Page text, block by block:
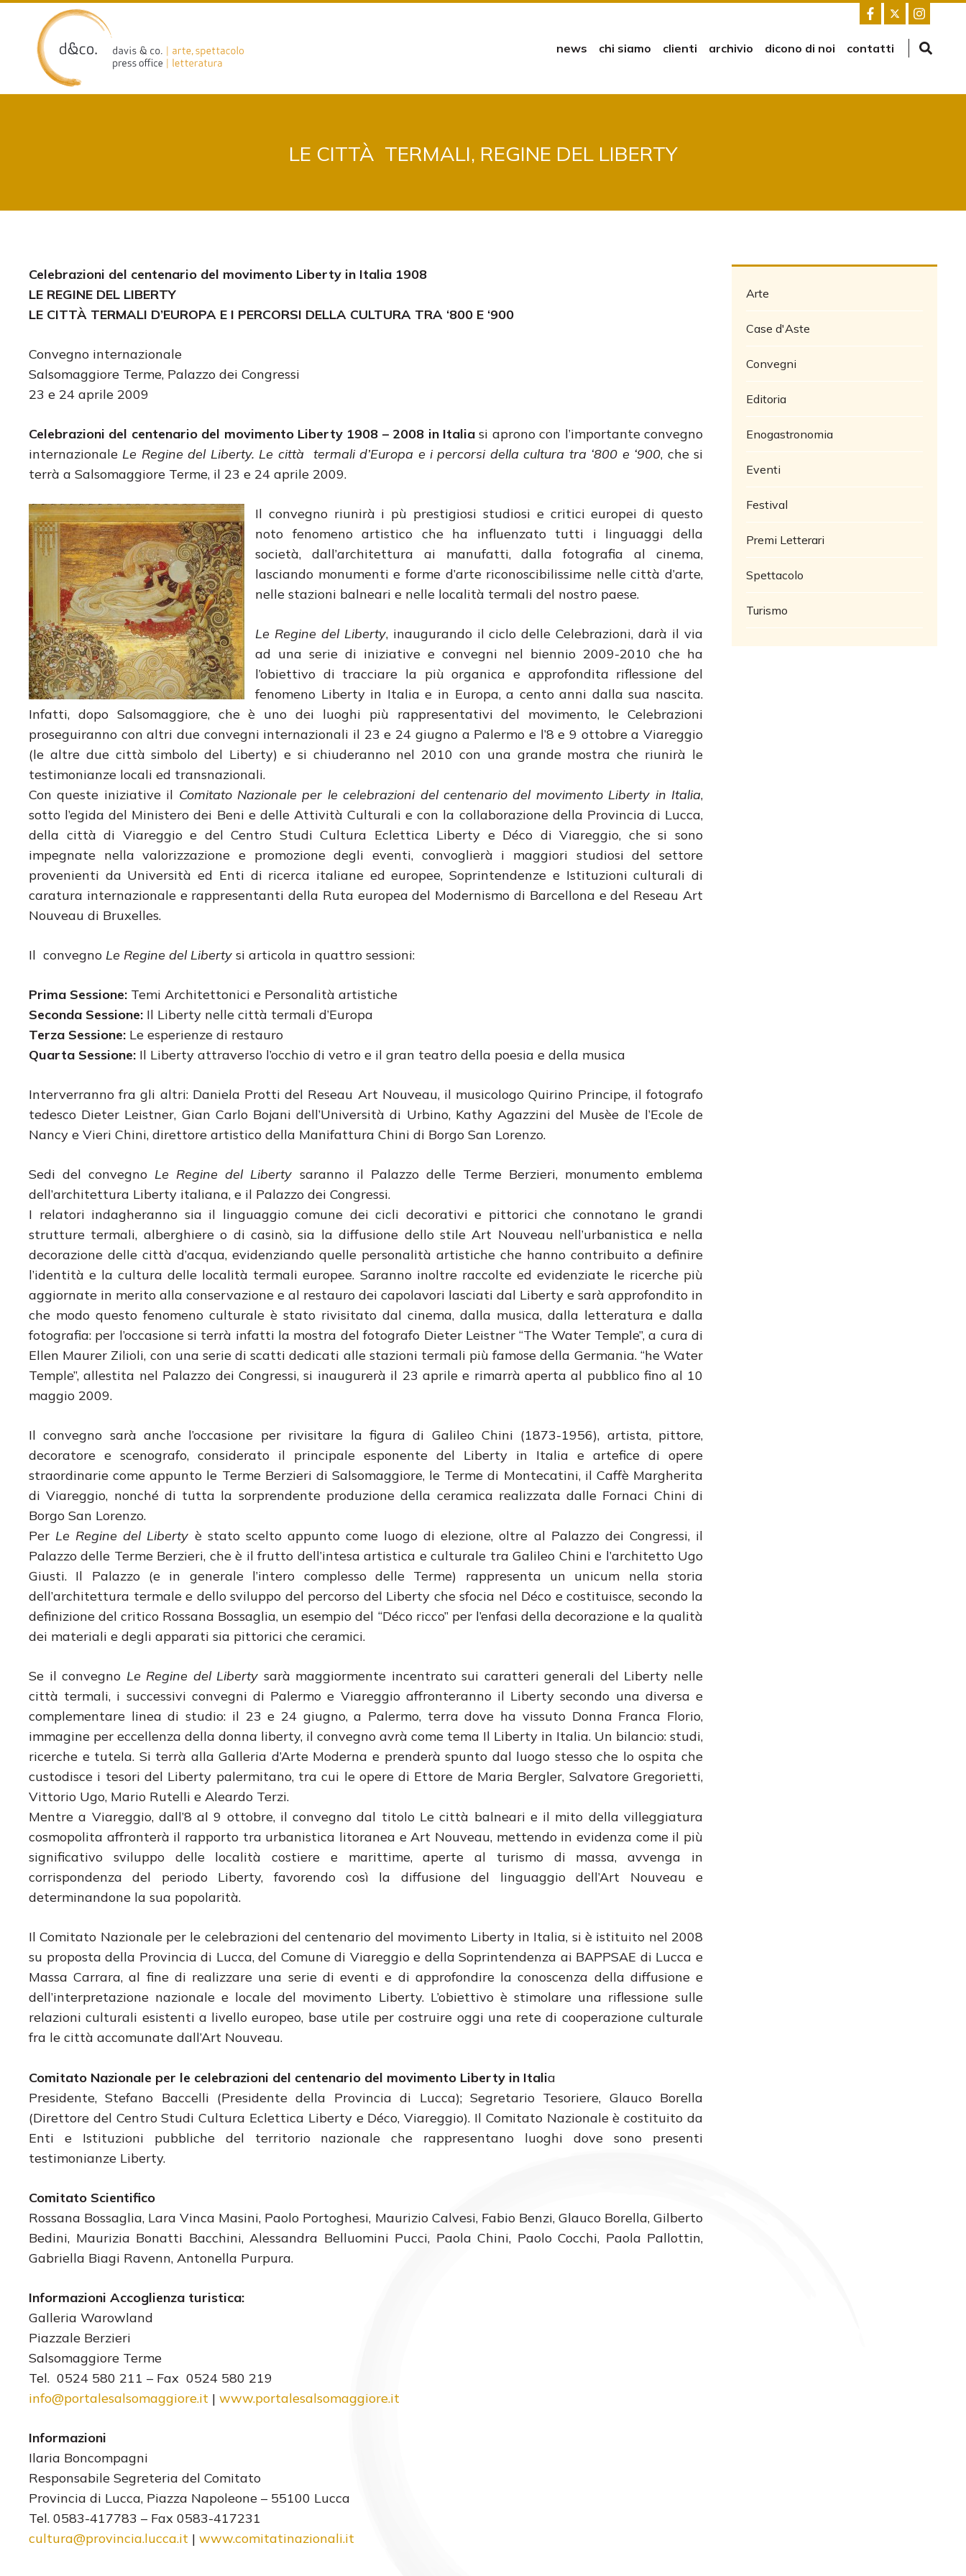
content
news chi siamo clienti archivio dicono di noi contatti
LE CITTÀ TERMALI, REGINE DEL LIBERTY
Celebrazioni del centenario del movimento Liberty in Italia 1908
LE REGINE DEL LIBERTY
LE CITTÀ TERMALI D’EUROPA E I PERCORSI DELLA CULTURA TRA ‘800 E ‘900
Convegno internazionale
Salsomaggiore Terme, Palazzo dei Congressi
23 e 24 aprile 2009
Celebrazioni del centenario del movimento Liberty 1908 – 2008 in Italia si aprono con l’importante convegno
internazionale Le Regine del Liberty. Le città termali d’Europa e i percorsi della cultura tra ‘800 e ‘900, che si
terrà a Salsomaggiore Terme, il 23 e 24 aprile 2009.
Il convegno riunirà i pù prestigiosi studiosi e critici europei di questo
noto fenomeno artistico che ha influenzato tutti i linguaggi della
società, dall’architettura ai manufatti, dalla fotografia al cinema,
lasciando monumenti e forme d’arte riconoscibilissime nelle città d’arte,
nelle stazioni balneari e nelle località termali del nostro paese.
Le Regine del Liberty, inaugurando il ciclo delle Celebrazioni, darà il via
ad una serie di iniziative e convegni nel biennio 2009-2010 che ha
l’obiettivo di tracciare la più organica e approfondita riflessione del
fenomeno Liberty in Italia e in Europa, a cento anni dalla sua nascita.
Infatti, dopo Salsomaggiore, che è uno dei luoghi più rappresentativi del movimento, le Celebrazioni
proseguiranno con altri due convegni internazionali il 23 e 24 giugno a Palermo e l’8 e 9 ottobre a Viareggio
(le altre due città simbolo del Liberty) e si chiuderanno nel 2010 con una grande mostra che riunirà le
testimonianze locali ed transnazionali.
Con queste iniziative il Comitato Nazionale per le celebrazioni del centenario del movimento Liberty in Italia,
sotto l’egida del Ministero dei Beni e delle Attività Culturali e con la collaborazione della Provincia di Lucca,
della città di Viareggio e del Centro Studi Cultura Eclettica Liberty e Déco di Viareggio, che si sono
impegnate nella valorizzazione e promozione degli eventi, convoglierà i maggiori studiosi del settore
provenienti da Università ed Enti di ricerca italiane ed europee, Soprintendenze e Istituzioni culturali di
caratura internazionale e rappresentanti della Ruta europea del Modernismo di Barcellona e del Reseau Art
Nouveau di Bruxelles.
Il convegno Le Regine del Liberty si articola in quattro sessioni:
Prima Sessione: Temi Architettonici e Personalità artistiche
Seconda Sessione: Il Liberty nelle città termali d’Europa
Terza Sessione: Le esperienze di restauro
Quarta Sessione: Il Liberty attraverso l’occhio di vetro e il gran teatro della poesia e della musica
Interverranno fra gli altri: Daniela Protti del Reseau Art Nouveau, il musicologo Quirino Principe, il fotografo
tedesco Dieter Leistner, Gian Carlo Bojani dell’Università di Urbino, Kathy Agazzini del Musèe de l’Ecole de
Nancy e Vieri Chini, direttore artistico della Manifattura Chini di Borgo San Lorenzo.
Sedi del convegno Le Regine del Liberty saranno il Palazzo delle Terme Berzieri, monumento emblema
dell’architettura Liberty italiana, e il Palazzo dei Congressi.
I relatori indagheranno sia il linguaggio comune dei cicli decorativi e pittorici che connotano le grandi
strutture termali, alberghiere o di casinò, sia la diffusione dello stile Art Nouveau nell’urbanistica e nella
decorazione delle città d’acqua, evidenziando quelle personalità artistiche che hanno contribuito a definire
l’identità e la cultura delle località termali europee. Saranno inoltre raccolte ed evidenziate le ricerche più
aggiornate in merito alla conservazione e al restauro dei capolavori lasciati dal Liberty e sarà approfondito in
che modo questo fenomeno culturale è stato rivisitato dal cinema, dalla musica, dalla letteratura e dalla
fotografia: per l’occasione si terrà infatti la mostra del fotografo Dieter Leistner “The Water Temple”, a cura di
Ellen Maurer Zilioli, con una serie di scatti dedicati alle stazioni termali più famose della Germania. “he Water
Temple”, allestita nel Palazzo dei Congressi, si inaugurerà il 23 aprile e rimarrà aperta al pubblico fino al 10
maggio 2009.
Il convegno sarà anche l’occasione per rivisitare la figura di Galileo Chini (1873-1956), artista, pittore,
decoratore e scenografo, considerato il principale esponente del Liberty in Italia e artefice di opere
straordinarie come appunto le Terme Berzieri di Salsomaggiore, le Terme di Montecatini, il Caffè Margherita
di Viareggio, nonché di tutta la sorprendente produzione della ceramica realizzata dalle Fornaci Chini di
Borgo San Lorenzo.
Per Le Regine del Liberty è stato scelto appunto come luogo di elezione, oltre al Palazzo dei Congressi, il
Palazzo delle Terme Berzieri, che è il frutto dell’intesa artistica e culturale tra Galileo Chini e l’architetto Ugo
Giusti. Il Palazzo (e in generale l’intero complesso delle Terme) rappresenta un unicum nella storia
dell’architettura termale e dello sviluppo del percorso del Liberty che sfocia nel Déco e costituisce, secondo la
definizione del critico Rossana Bossaglia, un esempio del “Déco ricco” per l’enfasi della decorazione e la qualità
dei materiali e degli apparati sia pittorici che ceramici.
Se il convegno Le Regine del Liberty sarà maggiormente incentrato sui caratteri generali del Liberty nelle
città termali, i successivi convegni di Palermo e Viareggio affronteranno il Liberty secondo una diversa e
complementare linea di studio: il 23 e 24 giugno, a Palermo, terra dove ha vissuto Donna Franca Florio,
immagine per eccellenza della donna liberty, il convegno avrà come tema Il Liberty in Italia. Un bilancio: studi,
ricerche e tutela. Si terrà alla Galleria d’Arte Moderna e prenderà spunto dal luogo stesso che lo ospita che
custodisce i tesori del Liberty palermitano, tra cui le opere di Ettore de Maria Bergler, Salvatore Gregorietti,
Vittorio Ugo, Mario Rutelli e Aleardo Terzi.
Mentre a Viareggio, dall’8 al 9 ottobre, il convegno dal titolo Le città balneari e il mito della villeggiatura
cosmopolita affronterà il rapporto tra urbanistica litoranea e Art Nouveau, mettendo in evidenza come il più
significativo sviluppo delle località costiere e marittime, aperte al turismo di massa, avvenga in
corrispondenza del periodo Liberty, favorendo così la diffusione del linguaggio dell’Art Nouveau e
determinandone la sua popolarità.
Il Comitato Nazionale per le celebrazioni del centenario del movimento Liberty in Italia, si è istituito nel 2008
su proposta della Provincia di Lucca, del Comune di Viareggio e della Soprintendenza ai BAPPSAE di Lucca e
Massa Carrara, al fine di realizzare una serie di eventi e di approfondire la conoscenza della diffusione e
dell’interpretazione nazionale e locale del movimento Liberty. L’obiettivo è stimolare una riflessione sulle
relazioni culturali esistenti a livello europeo, base utile per costruire oggi una rete di cooperazione culturale
fra le città accomunate dall’Art Nouveau.
Comitato Nazionale per le celebrazioni del centenario del movimento Liberty in Italia
Presidente, Stefano Baccelli (Presidente della Provincia di Lucca); Segretario Tesoriere, Glauco Borella
(Direttore del Centro Studi Cultura Eclettica Liberty e Déco, Viareggio). Il Comitato Nazionale è costituito da
Enti e Istituzioni pubbliche del territorio nazionale che rappresentano luoghi dove sono presenti
testimonianze Liberty.
Comitato Scientifico
Rossana Bossaglia, Lara Vinca Masini, Paolo Portoghesi, Maurizio Calvesi, Fabio Benzi, Glauco Borella, Gilberto
Bedini, Maurizia Bonatti Bacchini, Alessandra Belluomini Pucci, Paola Chini, Paolo Cocchi, Paola Pallottin,
Gabriella Biagi Ravenn, Antonella Purpura.
Informazioni Accoglienza turistica:
Galleria Warowland
Piazzale Berzieri
Salsomaggiore Terme
Tel. 0524 580 211 – Fax 0524 580 219
info@portalesalsomaggiore.it | www.portalesalsomaggiore.it
Informazioni
Ilaria Boncompagni
Responsabile Segreteria del Comitato
Provincia di Lucca, Piazza Napoleone – 55100 Lucca
Tel. 0583-417783 – Fax 0583-417231
cultura@provincia.lucca.it | www.comitatinazionali.it
Arte
Case d'Aste
Convegni
Editoria
Enogastronomia
Eventi
Festival
Premi Letterari
Spettacolo
Turismo